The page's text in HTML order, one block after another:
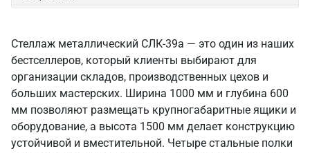
Стеллаж металлический СЛК-39a — это один из наших
бестселлеров, который клиенты выбирают для
организации складов, производственных цехов и
больших мастерских. Ширина 1000 мм и глубина 600
мм позволяют размещать крупногабаритные ящики и
оборудование, а высота 1500 мм делает конструкцию
устойчивой и вместительной. Четыре стальные полки